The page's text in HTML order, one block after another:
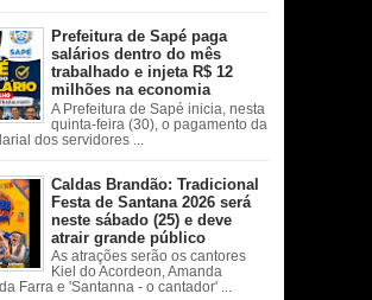
Prefeitura de Sapé paga
salários dentro do mês
trabalhado e injeta R$ 12
milhões na economia
A Prefeitura de Sapé inicia, nesta
quinta-feira (30), o pagamento da
dos servidores ...
Caldas Brandão: Tradicional
Festa de Santana 2026 será
neste sábado (25) e deve
atrair grande público
As atrações serão os cantores
Kiel do Acordeon, Amanda
Farra e 'Santanna - o cantador' ...